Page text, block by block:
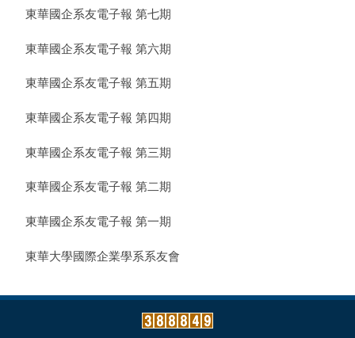
東華國企系友電子報 第七期
東華國企系友電子報 第六期
東華國企系友電子報 第五期
東華國企系友電子報 第四期
東華國企系友電子報 第三期
東華國企系友電子報 第二期
東華國企系友電子報 第一期
東華大學國際企業學系系友會